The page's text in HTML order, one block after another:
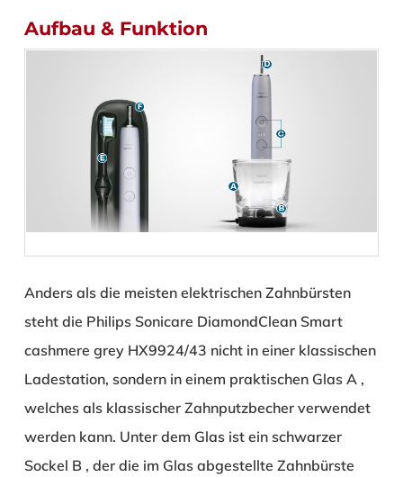
Aufbau & Funktion
Anders als die meisten elektrischen Zahnbürsten
steht die Philips Sonicare DiamondClean Smart
cashmere grey HX9924/43 nicht in einer klassischen
Ladestation, sondern in einem praktischen Glas A ,
welches als klassischer Zahnputzbecher verwendet
werden kann. Unter dem Glas ist ein schwarzer
Sockel B , der die im Glas abgestellte Zahnbürste